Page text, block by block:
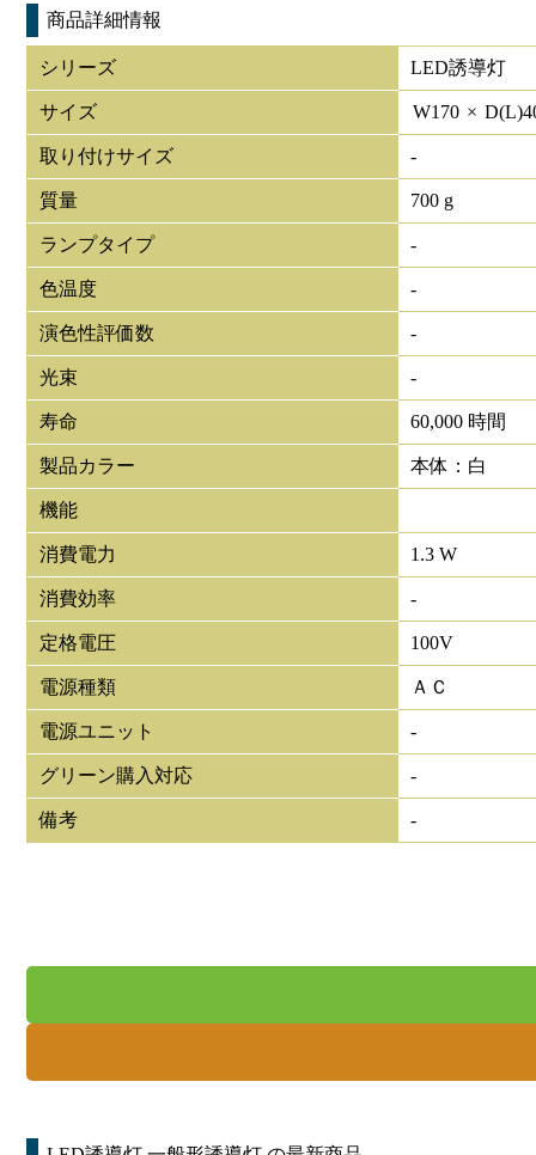
商品詳細情報
シリーズ LED誘導灯
サイズ W170 × D(L)
取り付けサイズ -
質量 700 g
ランプタイプ -
色温度 -
演色性評価数 -
光束 -
寿命 60,000 時間
製品カラー 本体：白
機能
消費電力 1.3 W
消費効率 -
定格電圧 100V
電源種類 ＡＣ
電源ユニット -
グリーン購入対応 -
備考 -